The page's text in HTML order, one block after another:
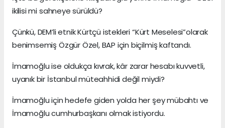
ikilisi mi sahneye sürüldü?
Çünkü, DEM’li etnik Kürtçü istekleri “Kürt Meselesi”olarak
benimsemiş Özgür Özel, BAP için biçilmiş kaftandı.
İmamoğlu ise oldukça kıvrak, kâr zarar hesabı kuvvetli,
uyanık bir İstanbul müteahhidi değil miydi?
İmamoğlu için hedefe giden yolda her şey mübahtı ve
İmamoğlu cumhurbaşkanı olmak istiyordu.